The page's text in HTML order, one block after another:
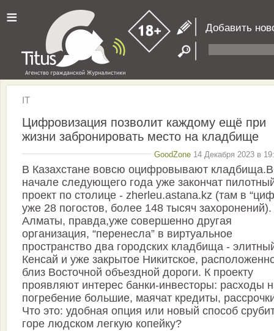
≡ Добавить
IT
Цифровизация позволит каждому ещё при
жизни забронировать место на кладбище
GoodZone 14 Декабря 2023 в
В Казахстане вовсю оцифровывают кладбища.В
начале следующего года уже закончат
проект по столице - zherleu.astana.kz (там в
уже 28 погостов, более 148 тысяч
Алматы, правда,уже совершенно другая
организация, “перенесла” в виртуальное
пространство два городских кладбища -
Кенсай и уже закрытое Никитское,
близ Восточной объездной дороги. К проекту
проявляют интерес банки-инвесторы: расходы
погребение большие, маячат кредиты,
Что это: удобная опция или новый способ
горе людском легкую копейку?